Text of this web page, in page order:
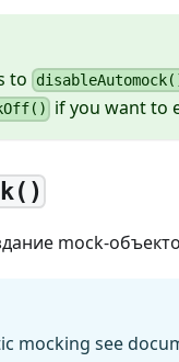
to
if you want to
mock-
mocking see